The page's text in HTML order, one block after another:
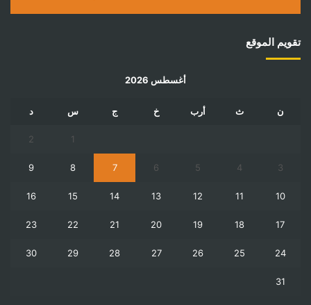
تقويم الموقع
أغسطس 2026
ن ث أرب خ ج س د
1
2
3
4
5
6
7
8
9
10
11
12
13
14
15
16
17
18
19
20
21
22
23
24
25
26
27
28
29
30
31